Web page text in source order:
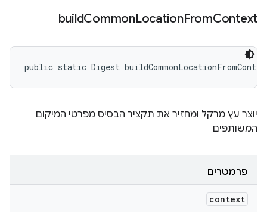
buildCommonLocationFromContext
public static Digest
יוצר עץ מרקל ומחזיר את תקציר הבסיס מפרטי המיקום
המשותפים
פרמטרים
context